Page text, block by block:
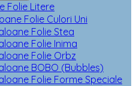
Folie Litere
Folie Culori Uni
Folie Stea
Folie Inima
Folie Orbz
BOBO (Bubbles)
Folie Forme Speciale